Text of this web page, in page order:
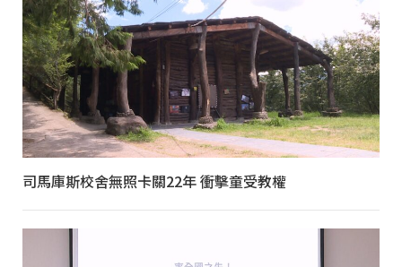
司馬庫斯校舍無照卡關22年 衝擊童受教權